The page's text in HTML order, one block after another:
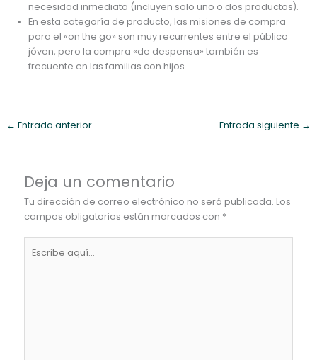
necesidad inmediata (incluyen solo uno o dos productos).
En esta categoría de producto, las misiones de compra
para el «on the go» son muy recurrentes entre el público
jóven, pero la compra «de despensa» también es
frecuente en las familias con hijos.
← Entrada anterior Entrada siguiente →
Deja un comentario
Tu dirección de correo electrónico no será publicada. Los
campos obligatorios están marcados con *
aquí...